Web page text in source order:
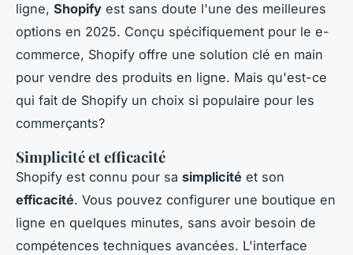
ligne, Shopify est sans doute l'une des meilleures
options en 2025. Conçu spécifiquement pour le e-
commerce, Shopify offre une solution clé en main
pour vendre des produits en ligne. Mais qu'est-ce
qui fait de Shopify un choix si populaire pour les
commerçants?
Simplicité et efficacité
Shopify est connu pour sa simplicité et son
efficacité. Vous pouvez configurer une boutique en
ligne en quelques minutes, sans avoir besoin de
compétences techniques avancées. L'interface